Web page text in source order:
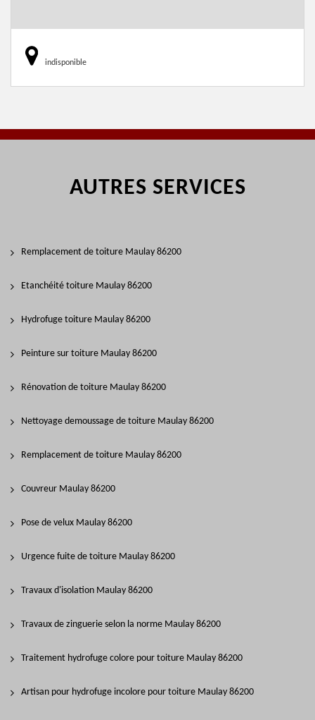
indisponible
AUTRES SERVICES
Remplacement de toiture Maulay 86200
Etanchéité toiture Maulay 86200
Hydrofuge toiture Maulay 86200
Peinture sur toiture Maulay 86200
Rénovation de toiture Maulay 86200
Nettoyage demoussage de toiture Maulay 86200
Remplacement de toiture Maulay 86200
Couvreur Maulay 86200
Pose de velux Maulay 86200
Urgence fuite de toiture Maulay 86200
Travaux d'isolation Maulay 86200
Travaux de zinguerie selon la norme Maulay 86200
Traitement hydrofuge colore pour toiture Maulay 86200
Artisan pour hydrofuge incolore pour toiture Maulay 86200